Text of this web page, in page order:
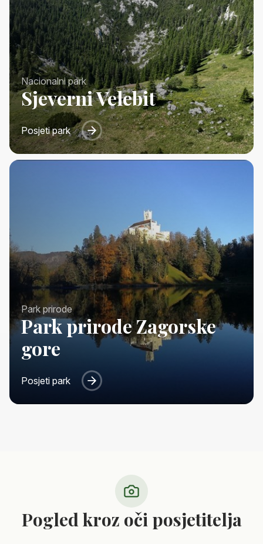
Nacionalni park
Sjeverni Velebit
Posjeti park
Park prirode
Park prirode Zagorske
gore
Posjeti park
Pogled kroz oči posjetitelja